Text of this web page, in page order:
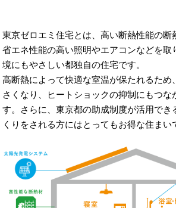
東京ゼロエミ住宅とは、高い断熱性能の断
省エネ性能の高い照明やエアコンなどを取
境にもやさしい都独自の住宅です。
高断熱によって快適な室温が保たれるため
さくなり、ヒートショックの抑制にもつな
す。さらに、東京都の助成制度が活用でき
くりをされる方にはとってもお得な住まい